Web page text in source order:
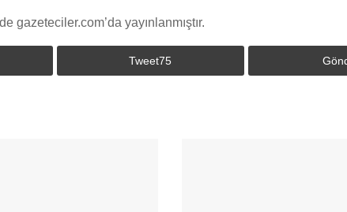
gazeteciler.com’da yayınlanmıştır.
Tweet75